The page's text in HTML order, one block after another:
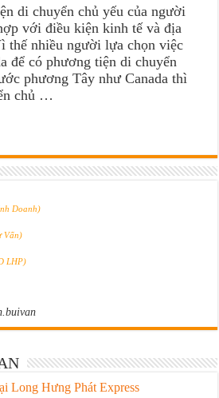
di chuyển chủ yếu của người
với điều kiện kinh tế và địa
thế nhiều người lựa chọn việc
để có phương tiện di chuyển
phương Tây như Canada thì
chủ …
Doanh)
Vấn)
LHP)
Long Hưng Phát Express